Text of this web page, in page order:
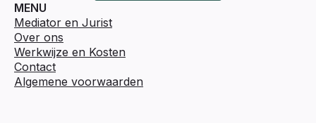
MENU
Mediator en Jurist
Over ons
Werkwijze en Kosten
Contact
Algemene voorwaarden